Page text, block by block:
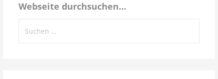
Webseite durchsuchen…
nach: